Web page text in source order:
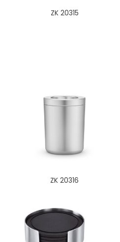
ZK 20315
ZK 20316